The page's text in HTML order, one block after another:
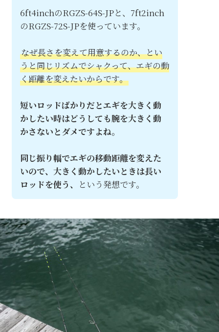
6ft4inchのRGZS-64S-JPと、7ft2inch
のRGZS-72S-JPを使っています。
なぜ長さを変えて用意するのか、とい
うと同じリズムでシャクって、エギの動
く距離を変えたいからです。
短いロッドばかりだとエギを大きく動
かしたい時はどうしても腕を大きく動
かさないとダメですよね。
同じ振り幅でエギの移動距離を変えた
いので、大きく動かしたいときは長い
ロッドを使う、
という発想です。